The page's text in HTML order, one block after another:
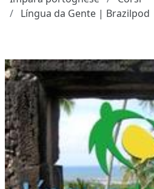
Língua da Gente | Brazilpod